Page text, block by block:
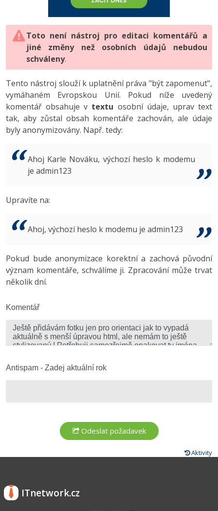
HTML5, CSS3, Bootstrap, SEO
SQL a databáze
Testování a verzování
UML a návrhové vzory
React
Spring
ASP.NET MVC
Best practices
PHP
JavaScript
Python
HTML / CSS
UML a návrhové vzory
MySQL/MariaDB
MS-SQL
Vývojář mobilních aplikací
C# Game developer
Tester
Systémový administrátor
3D grafik
Copywriter
WordPress specialista
-80%
JavaScript -80%
PHP -80%
Swift -80%
Kotlin -80%
VB.NET
Algoritmy -41%
Umělá inteligence (AI) -10%
Fórum
Digitální gramotnost
Marketing
WordPress
SEO
UX
Business
Copywriting
Windows
Kybernetická bezpečnost
-80%
Adobe Illustrator -80%
Adobe Lightroom
Adobe XD
Adobe InDesign -25%
Adobe After Effects
Inkscape
Fórum
Toto není nástroj pro editaci komentářů a
jiné změny než osobních údajů nebudou
schváleny.
Tento nástroj slouží k uplatnění práva "být zapomenut",
vymáhaném Evropskou Unií. Pokud níže uvedený
komentář obsahuje v textu osobní údaje, uprav text
tak, aby zůstal obsah komentáře zachován, ale údaje
byly anonymizovány. Např. tedy:
Ahoj Karle Nováku, výchozí heslo k modemu
je admin123
Upravíte na:
Ahoj, výchozí heslo k modemu je admin123
Pokud bude anonymizace korektní a zachová původní
význam komentáře, schválíme ji. Zpracování může trvat
několik dní.
Komentář
Antispam - Zadej aktuální rok
Aktivity
ITnetwork.cz